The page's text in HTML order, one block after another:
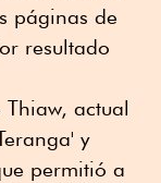
páginas de
resultado
Thiaw, actual
y
permitió a